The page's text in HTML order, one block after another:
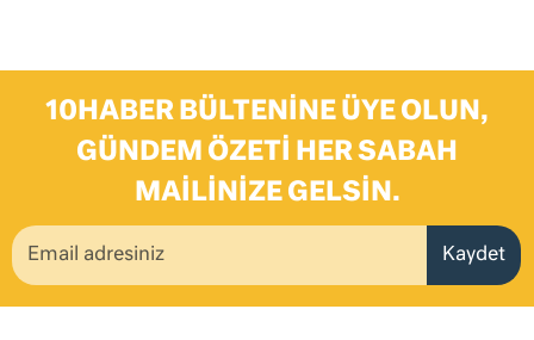
10HABER BÜLTENINE ÜYE OLUN,
GÜNDEM ÖZETI HER SABAH
MAILINIZE GELSIN.
Kaydet